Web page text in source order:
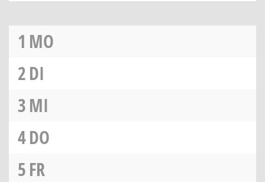
1 MO
2DI
3MI
4DO
5FR